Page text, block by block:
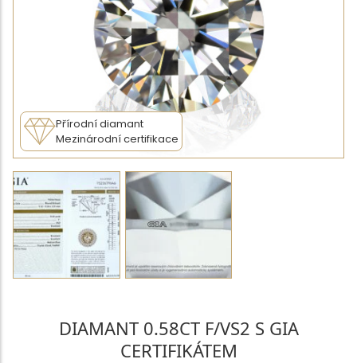
Přírodní diamant
Mezinárodní certifikace
DIAMANT 0.58CT F/VS2 S GIA
CERTIFIKÁTEM